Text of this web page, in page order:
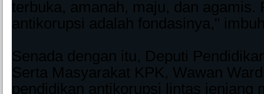
terbuka, amanah, maju, dan agamis.
antikorupsi adalah fondasinya,"
Senada dengan itu, Deputi
Serta Masyarakat KPK, Wawan
pendidikan antikorupsi lintas jenjang